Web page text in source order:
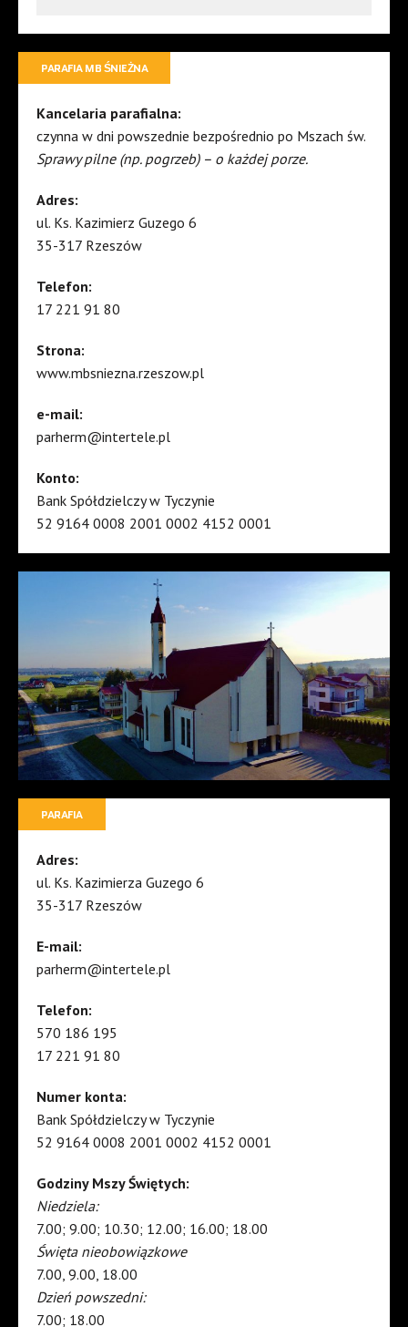
PARAFIA MB ŚNIEŻNA
Kancelaria parafialna:
czynna w dni powszednie bezpośrednio po Mszach św.
Sprawy pilne (np. pogrzeb) – o każdej porze.
Adres:
ul. Ks. Kazimierz Guzego 6
35-317 Rzeszów
Telefon:
17 221 91 80
Strona:
www.mbsniezna.rzeszow.pl
e-mail:
parherm@intertele.pl
Konto:
Bank Spółdzielczy w Tyczynie
52 9164 0008 2001 0002 4152 0001
PARAFIA
Adres:
ul. Ks. Kazimierza Guzego 6
35-317 Rzeszów
E-mail:
parherm@intertele.pl
Telefon:
570 186 195
17 221 91 80
Numer konta:
Bank Spółdzielczy w Tyczynie
52 9164 0008 2001 0002 4152 0001
Godziny Mszy Świętych:
Niedziela:
7.00; 9.00; 10.30; 12.00; 16.00; 18.00
Święta nieobowiązkowe
7.00, 9.00, 18.00
Dzień powszedni:
7.00; 18.00